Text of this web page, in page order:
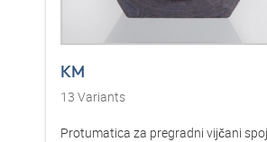
KM
13 Variants
Protumatica za pregradni vijčani spoj